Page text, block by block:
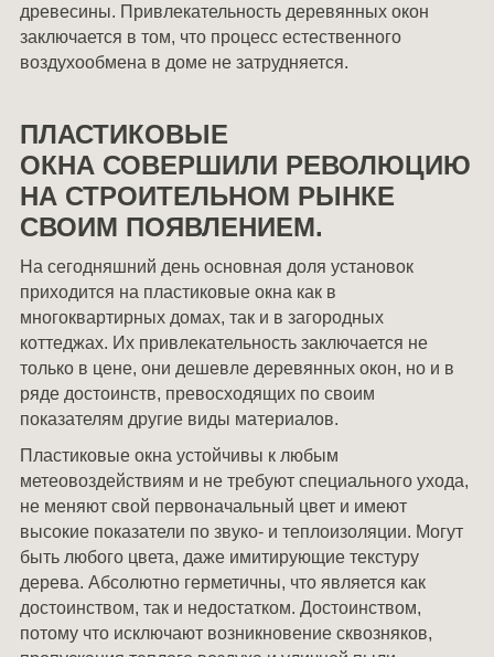
древесины. Привлекательность деревянных окон
заключается в том, что процесс естественного
воздухообмена в доме не затрудняется.
ПЛАСТИКОВЫЕ
ОКНА СОВЕРШИЛИ РЕВОЛЮЦИЮ
НА СТРОИТЕЛЬНОМ РЫНКЕ
СВОИМ ПОЯВЛЕНИЕМ.
На сегодняшний день основная доля установок
приходится на пластиковые окна как в
многоквартирных домах, так и в загородных
коттеджах. Их привлекательность заключается не
только в цене, они дешевле деревянных окон, но и в
ряде достоинств, превосходящих по своим
показателям другие виды материалов.
Пластиковые окна устойчивы к любым
метеовоздействиям и не требуют специального ухода,
не меняют свой первоначальный цвет и имеют
высокие показатели по звуко- и теплоизоляции. Могут
быть любого цвета, даже имитирующие текстуру
дерева. Абсолютно герметичны, что является как
достоинством, так и недостатком. Достоинством,
потому что исключают возникновение сквозняков,